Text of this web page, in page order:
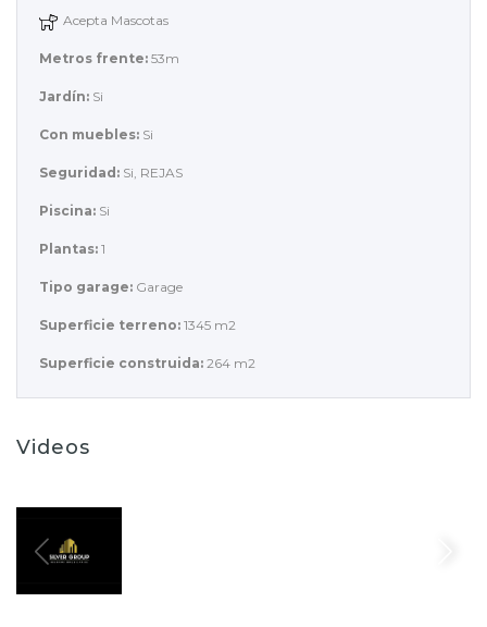
Acepta Mascotas
Metros frente: 53m
Jardín: Si
Con muebles: Si
Seguridad: Si, REJAS
Piscina: Si
Plantas: 1
Tipo garage: Garage
Superficie terreno: 1345 m2
Superficie construida: 264 m2
Videos